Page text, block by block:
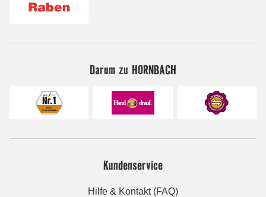
Darum zu HORNBACH
Kundenservice
Hilfe & Kontakt (FAQ)